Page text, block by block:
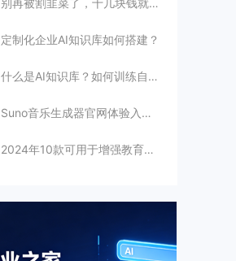
别再被割韭菜了，十几块钱就能打造一个专属
定制化企业AI知识库如何搭建？
什么是AI知识库？如何训练自己的AI知识
Suno音乐生成器官网体验入口 AI音乐
2024年10款可用于增强教育的人工智能